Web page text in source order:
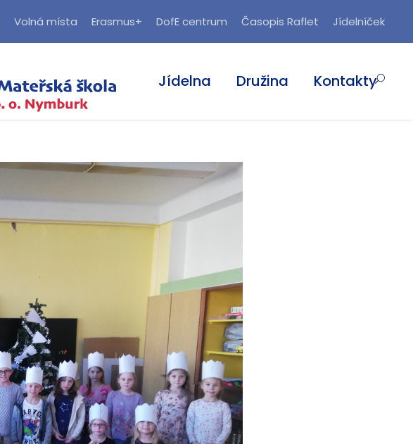
Volná místa Erasmus+ DofE centrum Časopis Raflet Jídelníček
Jídelna Družina Kontakty